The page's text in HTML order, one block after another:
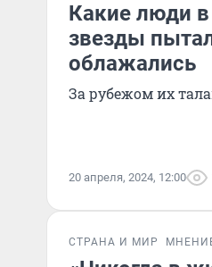
Какие люди в
звезды
облажались
За рубежом их
20 апреля, 2024, 12:00
СТРАНА И МИР